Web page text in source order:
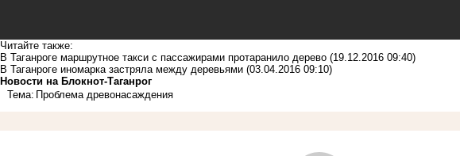
Читайте также:
В Таганроге маршрутное такси с пассажирами протаранило дерево (19.12.2016 09:40)
В Таганроге иномарка застряла между деревьями (03.04.2016 09:10)
Новости на Блoкнoт-Таганрог
Тема: Проблема древонасаждения